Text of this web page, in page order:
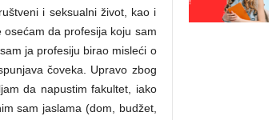
i seksualni život, kao i
da profesija koju sam
ja profesiju birao misleći o
čoveka. Upravo zbog
da napustim fakultet, iako
sam jaslama (dom, budžet,